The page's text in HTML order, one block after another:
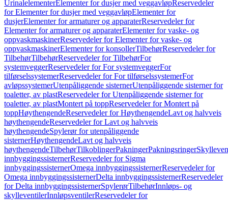
UrinalelementerElementer for dusjer med veggavløpReservedeler
for Elementer for dusjer med veggavløpElementer for
dusjerElementer for armaturer og apparaterReservedeler for
Elementer for armaturer og apparaterElementer for vaske- og
oppvaskmaskinerReservedeler for Elementer for vaske- og
oppvaskmaskinerElementer for konsollerTilbehørReservedeler for
TilbehørTilbehørReservedeler for TilbehørFor
systemveggerReservedeler for For systemveggerFor
tilførselssystemerReservedeler for For tilførselssystemerFor
avløpssystemerUtenpåliggende sisternerUtenpåliggende sisterner for
toaletter, av plastReservedeler for Utenpåliggende sisterner for
toaletter, av plastMontert på toppReservedeler for Montert på
toppHøythengendeReservedeler for HøythengendeLavt og halvveis
høythengendeReservedeler for Lavt og halvveis
høythengendeSpylerør for utenpåliggende
sisternerHøythengendeLavt og halvveis
høythengendeTilbehørTilkoblingerPakningerPakningsringer
innbyggingssisternerReservedeler for Sigma
innbyggingssisternerOmega innbyggingssisternerReservedeler for
Omega innbyggingssisternerDelta innbyggingssisternerReservedeler
for Delta innbyggingssisternerSpylerørTilbehørInnløps- og
skylleventilerInnløpsventilerReservedeler for